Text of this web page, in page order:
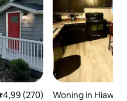
beoordeling van
4,99 (270)
Woning in